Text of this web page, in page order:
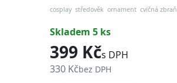
cosplay středověk ornament cvičná zbraň
skladem 5 ks
399 Kčs DPH
330 Kčbez DPH